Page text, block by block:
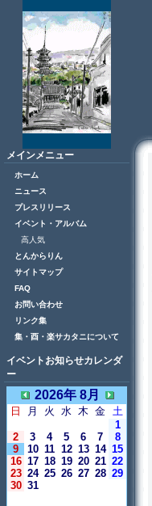
メインメニュー
ホーム
ニュース
プレスリリース
イベント・アルバム
高人気
とんからりん
サイトマップ
FAQ
お問い合わせ
リンク集
集・酉・楽サカタニについて
イベントお知らせカレンダ
ー
2026年 8月
日 月 火 水 木 金 土
1
2
3 4 5 6 7
8
9
10 11 12 13 14 15
16 17 18 19 20 21 22
23 24 25 26 27 28 29
30 31